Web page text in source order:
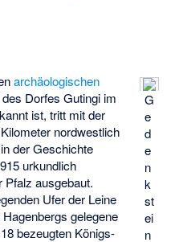
G
e
d
e
n
k
st
ei
n
archäologischen
Dorfes Gutingi im
ist, tritt mit der
nordwestlich
der Geschichte
urkundlich
Pfalz ausgebaut.
Ufer der Leine
gelegene
bezeugten Königs-